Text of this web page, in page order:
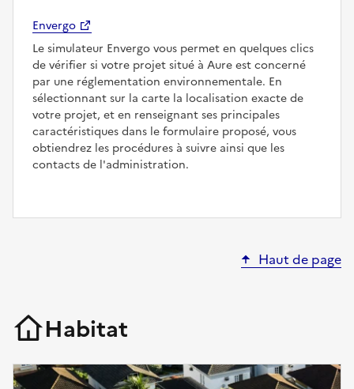
Envergo
Le simulateur Envergo vous permet en quelques clics
de vérifier si votre projet situé à Aure est concerné
par une réglementation environnementale. En
sélectionnant sur la carte la localisation exacte de
votre projet, et en renseignant ses principales
caractéristiques dans le formulaire proposé, vous
obtiendrez les procédures à suivre ainsi que les
contacts de l'administration.
Haut de page
Habitat